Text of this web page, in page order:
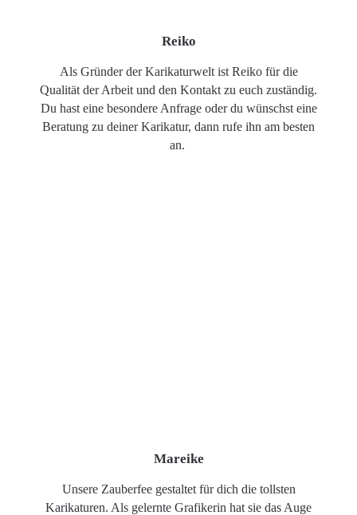
Reiko
Als Gründer der Karikaturwelt ist Reiko für die
Qualität der Arbeit und den Kontakt zu euch zuständig.
Du hast eine besondere Anfrage oder du wünschst eine
Beratung zu deiner Karikatur, dann rufe ihn am besten
an.
Mareike
Unsere Zauberfee gestaltet für dich die tollsten
Karikaturen. Als gelernte Grafikerin hat sie das Auge